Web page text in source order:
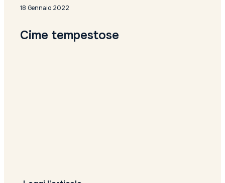
18 Gennaio 2022
Cime tempestose